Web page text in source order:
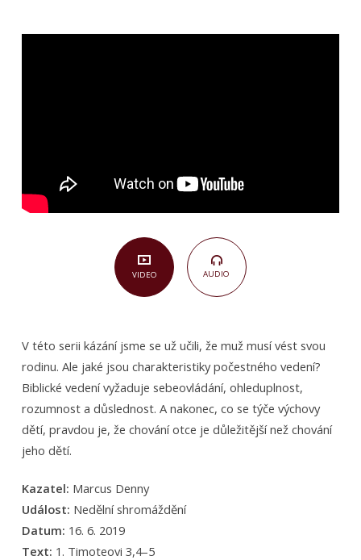
církve
VIDEO AUDIO
V této serii kázání jsme se už učili, že muž musí vést svou
rodinu. Ale jaké jsou charakteristiky počestného vedení?
Biblické vedení vyžaduje sebeovládání, ohleduplnost,
rozumnost a důslednost. A nakonec, co se týče výchovy
dětí, pravdou je, že chování otce je důležitější než chování
jeho dětí.
Kazatel: Marcus Denny
Událost: Nedělní shromáždění
Datum: 16. 6. 2019
Text: 1. Timoteovi 3,4–5